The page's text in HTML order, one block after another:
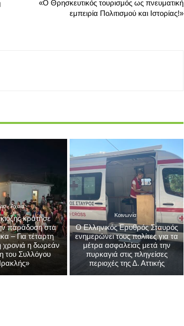
«Ο Θρησκευτικός τουρισμός ως πνευματική
εμπειρία Πολιτισμού και Ιστορίας!»
- Αχαΐα
κράτησε
παράδοση στα
– Για τέταρτη
χρονιά η δωρεάν
του Συλλόγου
Κοινωνία
Ο Ελληνικός Ερυθρός Σταυρός
ενημερώνει τους πολίτες για τα
μέτρα ασφαλείας μετά την
πυρκαγιά στις πληγείσες
περιοχές της Δ. Αττικής